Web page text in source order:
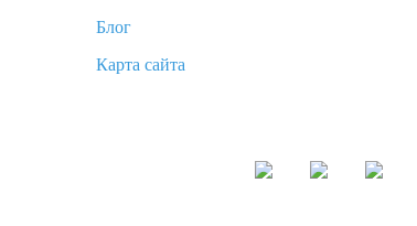
Блог
Карта сайта